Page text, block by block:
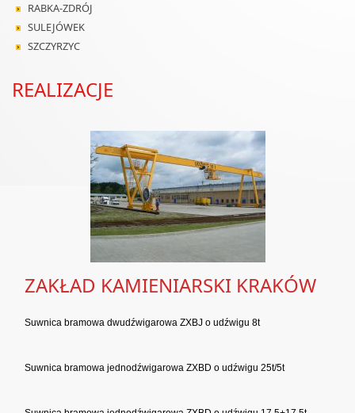
RABKA-ZDRÓJ
SULEJÓWEK
SZCZYRZYC
REALIZACJE
ZAKŁAD KAMIENIARSKI KRAKÓW
Suwnica bramowa dwudźwigarowa ZXBJ o udźwigu 8t
Suwnica bramowa jednodźwigarowa ZXBD o udźwigu 25t/5t